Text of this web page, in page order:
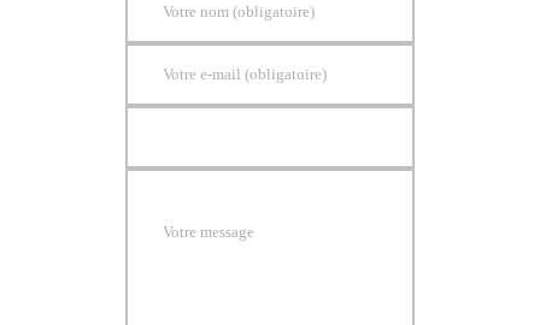
Votre nom (obligatoire)
Votre e-mail (obligatoire)
Votre message